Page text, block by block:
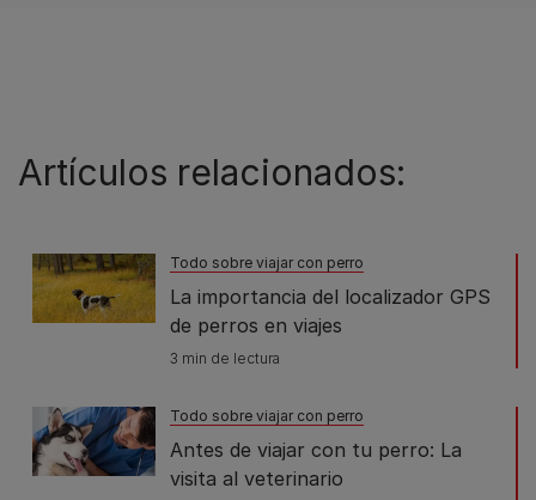
Artículos relacionados:
Todo sobre viajar con perro
La importancia del localizador GPS
de perros en viajes
3 min de lectura
Todo sobre viajar con perro
Antes de viajar con tu perro: La
visita al veterinario